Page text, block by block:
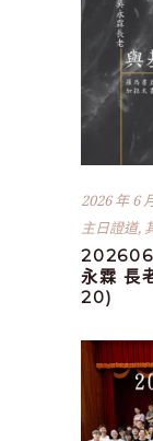
2026 年 6
主日證道,
永霖 長
20)